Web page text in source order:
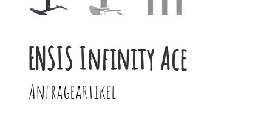
ENSIS Infinity Ace
Anfrageartikel